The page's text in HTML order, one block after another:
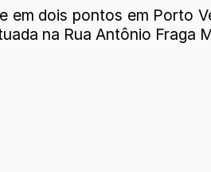
em dois pontos em Porto
na Rua Antônio Fraga